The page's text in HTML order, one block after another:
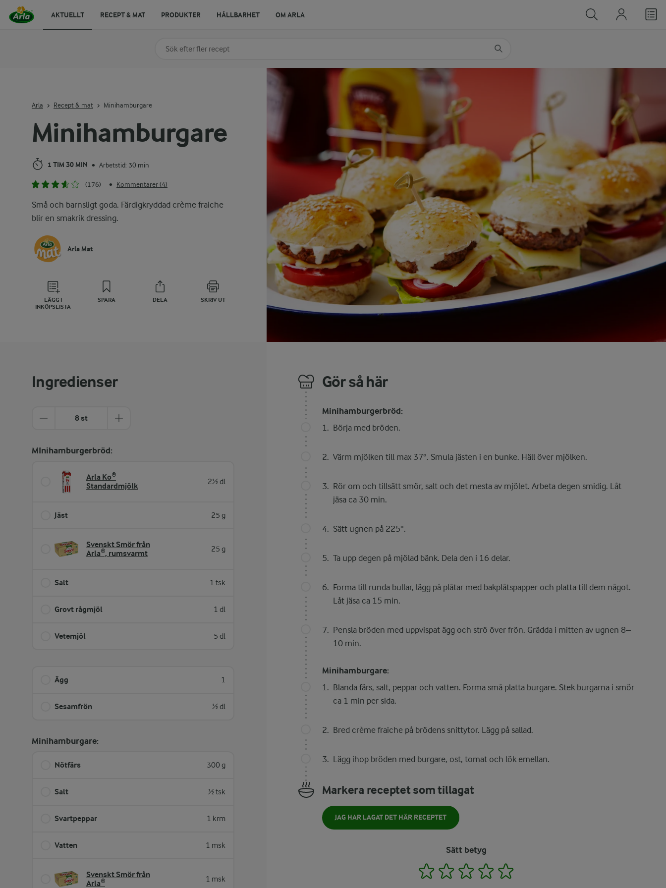
Minihamburgare
1 TIM 30 MIN • Arbetstid: 30 min
(176) • Kommentarer (4)
Små och barnsligt goda. Färdigkryddad crème fraiche
blir en smakrik dressing.
Arla Mat
LÄGG I
INKÖPSLISTA
SPARA DELA SKRIV UT
Arla Recept & mat Minihamburgare
Ingredienser
8 st
MInihamburgerbröd:
Arla Ko®
Standardmjölk
2½ dl
Jäst 25 g
Svenskt Smör från
Arla®, rumsvarmt
25 g
Salt 1 tsk
Grovt rågmjöl 1 dl
Vetemjöl 5 dl
Ägg 1
Sesamfrön ½ dl
Minihamburgare:
Nötfärs 300 g
Salt ½ tsk
Svartpeppar 1 krm
Vatten 1 msk
Svenskt Smör från
Arla®
1 msk
Gör så här
Minihamburgerbröd:
Börja med bröden.
Värm mjölken till max 37°. Smula jästen i en bunke. Häll över mjölken.
Rör om och tillsätt smör, salt och det mesta av mjölet. Arbeta degen smidig. Låt
jäsa ca 30 min.
Sätt ugnen på 225°.
Ta upp degen på mjölad bänk. Dela den i 16 delar.
Forma till runda bullar, lägg på plåtar med bakplåtspapper och platta till dem något.
Låt jäsa ca 15 min.
Pensla bröden med uppvispat ägg och strö över frön. Grädda i mitten av ugnen 8–
10 min.
Minihamburgare:
Blanda färs, salt, peppar och vatten. Forma små platta burgare. Stek burgarna i smör
ca 1 min per sida.
Bred crème fraiche på brödens snittytor. Lägg på sallad.
Lägg ihop bröden med burgare, ost, tomat och lök emellan.
Markera receptet som tillagat
JAG HAR LAGAT DET HÄR RECEPTET
Sätt betyg
1 2 3 4
Sök på kategori eller ingrediens
AKTUELLT RECEPT & MAT PRODUKTER HÅLLBARHET OM ARLA